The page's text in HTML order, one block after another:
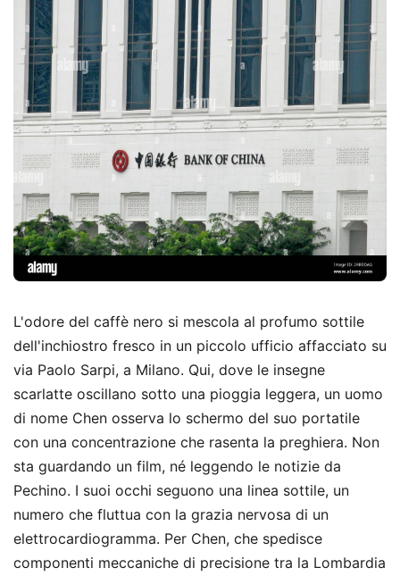
L'odore del caffè nero si mescola al profumo sottile
dell'inchiostro fresco in un piccolo ufficio affacciato su
via Paolo Sarpi, a Milano. Qui, dove le insegne
scarlatte oscillano sotto una pioggia leggera, un uomo
di nome Chen osserva lo schermo del suo portatile
con una concentrazione che rasenta la preghiera. Non
sta guardando un film, né leggendo le notizie da
Pechino. I suoi occhi seguono una linea sottile, un
numero che fluttua con la grazia nervosa di un
elettrocardiogramma. Per Chen, che spedisce
componenti meccaniche di precisione tra la Lombardia